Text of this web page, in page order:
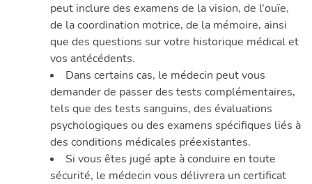
peut inclure des examens de la vision, de l'ouïe,
de la coordination motrice, de la mémoire, ainsi
que des questions sur votre historique médical et
vos antécédents.
Dans certains cas, le médecin peut vous
demander de passer des tests complémentaires,
tels que des tests sanguins, des évaluations
psychologiques ou des examens spécifiques liés à
des conditions médicales préexistantes.
Si vous êtes jugé apte à conduire en toute
sécurité, le médecin vous délivrera un certificat